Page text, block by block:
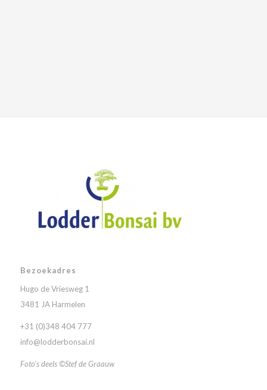
Bezoekadres
Hugo de Vriesweg 1
3481 JA Harmelen
+31 (0)348 404 777
info@lodderbonsai.nl
Foto’s deels ©Stef de Graauw